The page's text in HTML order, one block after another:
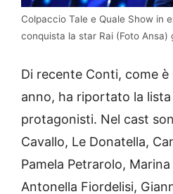
Colpaccio Tale e Quale Show in
conquista la star Rai (Foto Ansa)
Di recente Conti, come
anno, ha riportato la
protagonisti. Nel cast
Cavallo, Le Donatella,
Pamela Petrarolo,
Antonella Fiordelisi,